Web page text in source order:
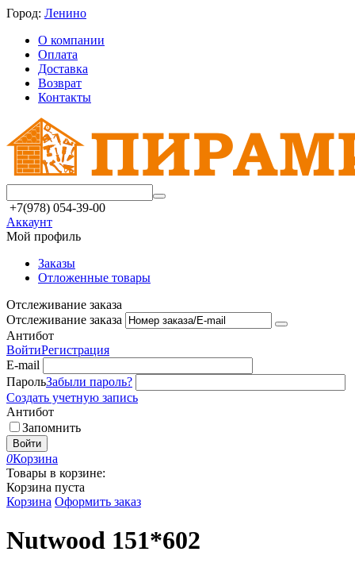
Город: Ленино
О компании
Оплата
Доставка
Возврат
Контакты
+7(978) 054-39-00
Аккаунт
Мой профиль
Заказы
Отложенные товары
Отслеживание заказа
Отслеживание заказа
Антибот
ВойтиРегистрация
E-mail
ПарольЗабыли пароль?
Создать учетную запись
Антибот
Запомнить
Войти
0Корзина
Товары в корзине:
Корзина пуста
Корзина Оформить заказ
Nutwood 151*602